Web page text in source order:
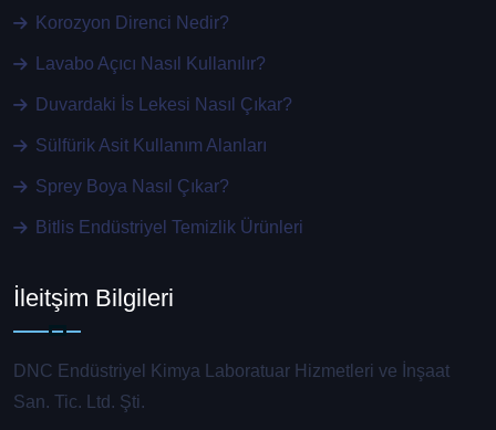
Korozyon Direnci Nedir?
Lavabo Açıcı Nasıl Kullanılır?
Duvardaki İs Lekesi Nasıl Çıkar?
Sülfürik Asit Kullanım Alanları
Sprey Boya Nasıl Çıkar?
Bitlis Endüstriyel Temizlik Ürünleri
İleitşim Bilgileri
DNC Endüstriyel Kimya Laboratuar Hizmetleri ve İnşaat
San. Tic. Ltd. Şti.